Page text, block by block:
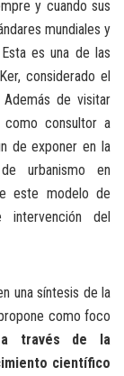
y cuando sus
mundiales y
es una de las
considerado el
Además de visitar
como consultor a
de exponer en la
urbanismo en
este modelo de
intervención del
una síntesis de la
como foco
a través de la
científico